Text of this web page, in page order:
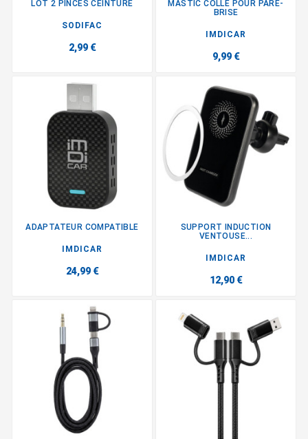
LOT 2 PINCES CEINTURE
SODIFAC
2,99 €
MASTIC COLLE POUR PARE-
BRISE
IMDICAR
9,99 €
ADAPTATEUR COMPATIBLE
IMDICAR
24,99 €
SUPPORT INDUCTION
VENTOUSE...
IMDICAR
12,90 €